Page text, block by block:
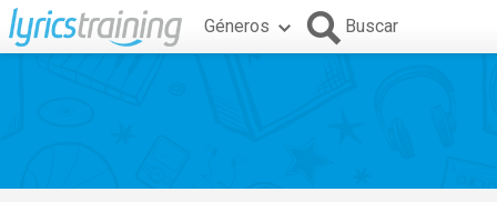
Géneros Buscar